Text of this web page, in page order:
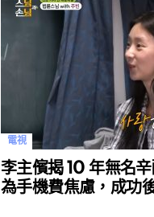
電視
李主儐揭 10 年無名
為手機費焦慮，成功